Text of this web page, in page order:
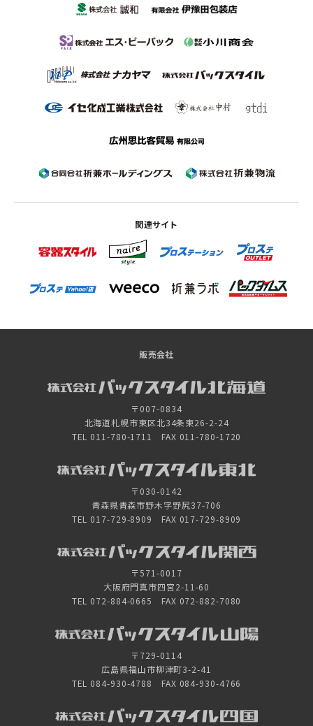
関連サイト
販売会社
〒007-0834
北海道札幌市東区北34条東26-2-24
TEL 011-780-1711 FAX 011-780-1720
〒030-0142
青森県青森市野木字野尻37-706
TEL 017-729-8909 FAX 017-729-8909
〒571-0017
大阪府門真市四宮2-11-60
TEL 072-884-0665 FAX 072-882-7080
〒729-0114
広島県福山市柳津町3-2-41
TEL 084-930-4788 FAX 084-930-4766